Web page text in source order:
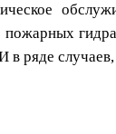
в ряде